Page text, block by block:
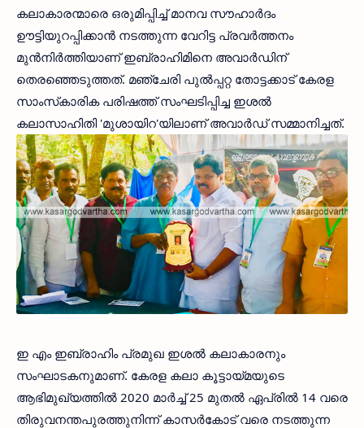
കലാകാരന്മാരെ ഒരുമിപ്പിച്ച് മാനവ സൗഹാര്‍ദം
ഊട്ടിയുറപ്പിക്കാന്‍ നടത്തുന്ന വേറിട്ട പ്രവര്‍ത്തനം
മുന്‍നിര്‍ത്തിയാണ് ഇബ്രാഹിമിനെ അവാര്‍ഡിന്
തെരഞ്ഞെടുത്തത്. മഞ്ചേരി പുല്‍പ്പറ്റ തോട്ടക്കാട് കേരള
സാംസ്‌കാരിക പരിഷത്ത് സംഘടിപ്പിച്ച ഇശല്‍
കലാസാഹിതി 'മുശായിറ'യിലാണ് അവാര്‍ഡ് സമ്മാനിച്ചത്.
ഇ എം ഇബ്രാഹിം പ്രമുഖ ഇശല്‍ കലാകാരനും
സംഘാടകനുമാണ്. കേരള കലാ കൂട്ടായ്മയുടെ
ആഭിമുഖ്യത്തില്‍ 2020 മാര്‍ച്ച് 25 മുതല്‍ ഏപ്രില്‍ 14 വരെ
തിരുവനന്തപുരത്തുനിന്ന് കാസര്‍കോട് വരെ നടത്തുന്ന